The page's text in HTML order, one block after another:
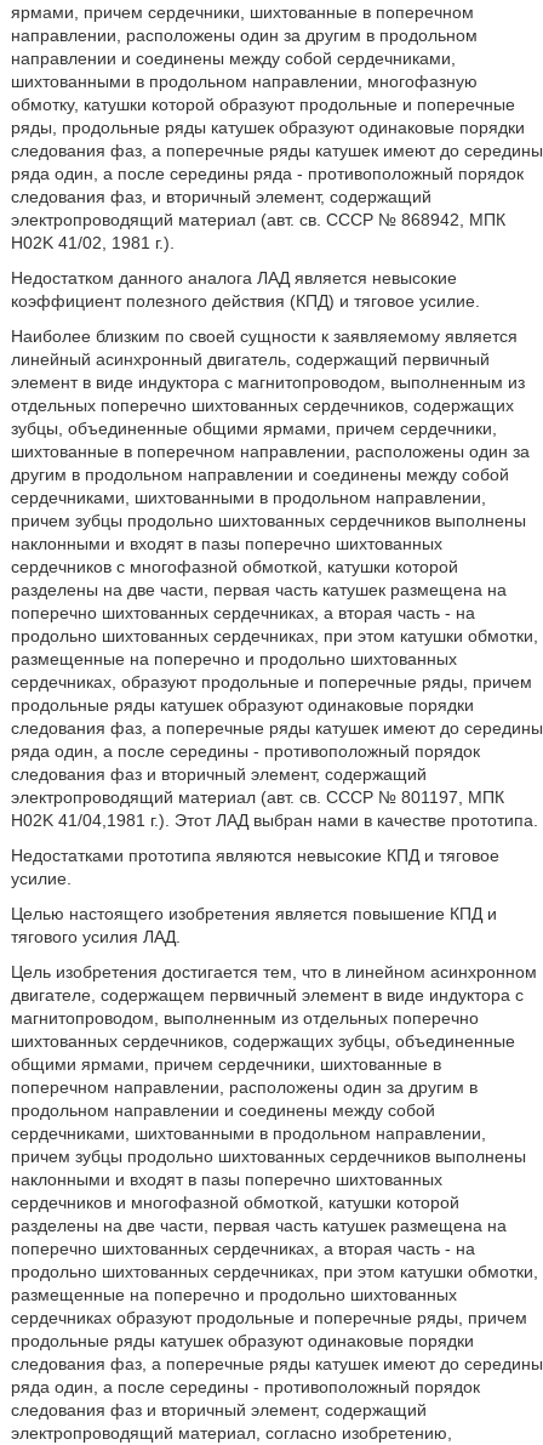
ярмами, причем сердечники, шихтованные в поперечном
направлении, расположены один за другим в продольном
направлении и соединены между собой сердечниками,
шихтованными в продольном направлении, многофазную
обмотку, катушки которой образуют продольные и поперечные
ряды, продольные ряды катушек образуют одинаковые порядки
следования фаз, а поперечные ряды катушек имеют до середины
ряда один, а после середины ряда - противоположный порядок
следования фаз, и вторичный элемент, содержащий
электропроводящий материал (авт. св. СССР № 868942, МПК
H02K 41/02, 1981 г.).
Недостатком данного аналога ЛАД является невысокие
коэффициент полезного действия (КПД) и тяговое усилие.
Наиболее близким по своей сущности к заявляемому является
линейный асинхронный двигатель, содержащий первичный
элемент в виде индуктора с магнитопроводом, выполненным из
отдельных поперечно шихтованных сердечников, содержащих
зубцы, объединенные общими ярмами, причем сердечники,
шихтованные в поперечном направлении, расположены один за
другим в продольном направлении и соединены между собой
сердечниками, шихтованными в продольном направлении,
причем зубцы продольно шихтованных сердечников выполнены
наклонными и входят в пазы поперечно шихтованных
сердечников с многофазной обмоткой, катушки которой
разделены на две части, первая часть катушек размещена на
поперечно шихтованных сердечниках, а вторая часть - на
продольно шихтованных сердечниках, при этом катушки обмотки,
размещенные на поперечно и продольно шихтованных
сердечниках, образуют продольные и поперечные ряды, причем
продольные ряды катушек образуют одинаковые порядки
следования фаз, а поперечные ряды катушек имеют до середины
ряда один, а после середины - противоположный порядок
следования фаз и вторичный элемент, содержащий
электропроводящий материал (авт. св. СССР № 801197, МПК
H02K 41/04,1981 г.). Этот ЛАД выбран нами в качестве прототипа.
Недостатками прототипа являются невысокие КПД и тяговое
усилие.
Целью настоящего изобретения является повышение КПД и
тягового усилия ЛАД.
Цель изобретения достигается тем, что в линейном асинхронном
двигателе, содержащем первичный элемент в виде индуктора с
магнитопроводом, выполненным из отдельных поперечно
шихтованных сердечников, содержащих зубцы, объединенные
общими ярмами, причем сердечники, шихтованные в
поперечном направлении, расположены один за другим в
продольном направлении и соединены между собой
сердечниками, шихтованными в продольном направлении,
причем зубцы продольно шихтованных сердечников выполнены
наклонными и входят в пазы поперечно шихтованных
сердечников и многофазной обмоткой, катушки которой
разделены на две части, первая часть катушек размещена на
поперечно шихтованных сердечниках, а вторая часть - на
продольно шихтованных сердечниках, при этом катушки обмотки,
размещенные на поперечно и продольно шихтованных
сердечниках образуют продольные и поперечные ряды, причем
продольные ряды катушек образуют одинаковые порядки
следования фаз, а поперечные ряды катушек имеют до середины
ряда один, а после середины - противоположный порядок
следования фаз и вторичный элемент, содержащий
электропроводящий материал, согласно изобретению,